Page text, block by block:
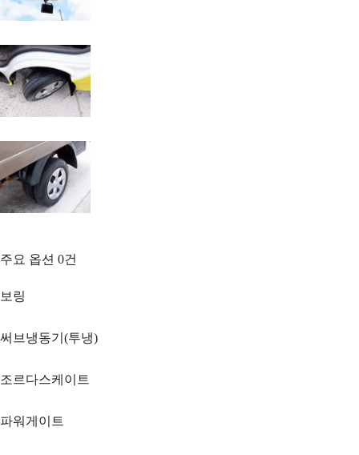
주요 옵션 0건
보링
써브냉동기(투냉)
조르다스케이트
파워게이트